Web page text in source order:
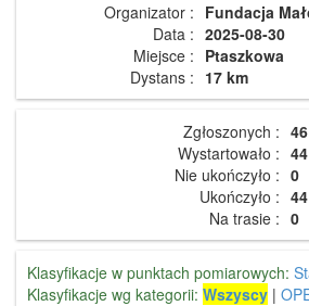
Organizator : Fundacja
Data : 2025-08-30
Miejsce : Ptaszkowa
Dystans : 17 km
Zgłoszonych : 46
Wystartowało : 44
Nie ukończyło : 0
Ukończyło : 44
Na trasie : 0
Klasyfikacje w punktach pomiarowych:
Klasyfikacje wg kategorii: Wszyscy |